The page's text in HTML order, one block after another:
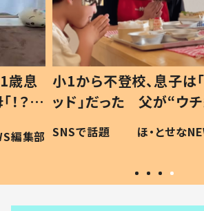
歳息
？」
編集部
小1から不登校、息子は
ッド」だった 父が“ウ
作り続ける理由とは #
#令和の子
SNSで話題 ほ・とせな